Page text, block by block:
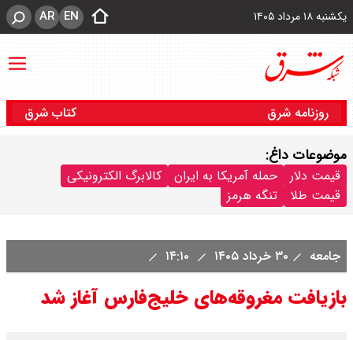
یکشنبه ۱۸ مرداد ۱۴۰۵ EN
AR
روزنامه شرق کتاب شرق
موضوعات داغ:
قیمت دلار حمله آمریکا به ایران
کالابرگ الکترونیکی
قیمت طلا
تنگه هرمز
جامعه ۳۰ خرداد ۱۴۰۵
بازیافت مغروقه‌های خلیج‌فارس آغاز شد